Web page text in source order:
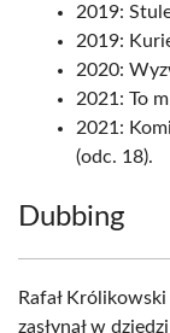
2019:
2019:
2020:
2021: To
2021:
(odc. 18).
Dubbing
Rafał
zasłynął w